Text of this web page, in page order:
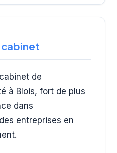
cabinet
de
à Blois, fort de plus
dans
entreprises en